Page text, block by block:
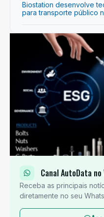
Biostation desenvolve
para transporte público
Canal AutoData no
Receba as principais
diretamente no seu